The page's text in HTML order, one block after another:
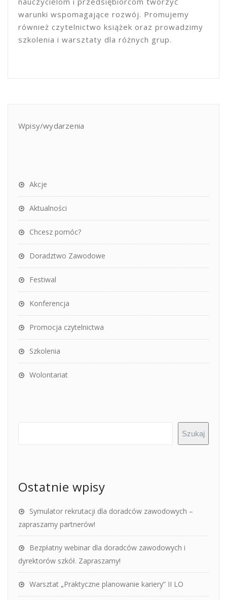
warunki wspomagające rozwój. Promujemy
również czytelnictwo książek oraz prowadzimy
szkolenia i warsztaty dla różnych grup.
Wpisy/wydarzenia
Akcje
Aktualności
Chcesz pomóc?
Doradztwo Zawodowe
Festiwal
Konferencja
Promocja czytelnictwa
Szkolenia
Wolontariat
Szukaj
Ostatnie wpisy
Symulator rekrutacji dla doradców zawodowych –
zapraszamy partnerów!
Bezpłatny webinar dla doradców zawodowych i
dyrektorów szkół. Zapraszamy!
Warsztat „Praktyczne planowanie kariery” II LO